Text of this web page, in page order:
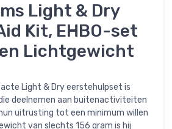
Light & Dry
Kit, EHBO-set
Lichtgewicht
Light & Dry eerstehulpset is
deelnemen aan buitenactiviteiten
uitrusting tot een minimum willen
van slechts 156 gram is hij